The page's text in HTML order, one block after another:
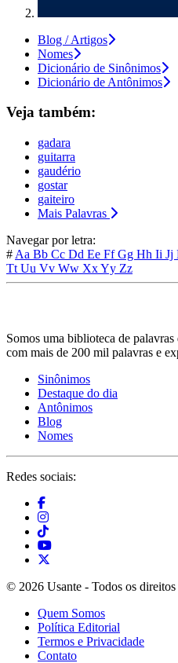
Blog / Artigos
Nomes
Dicionário de Sinônimos
Dicionário de Antônimos
Veja também:
gadara
guitarra
gaudério
gostar
gaiteiro
Mais Palavras
Navegar por letra:
# Aa Bb Cc Dd Ee FfGg Hh Ii Jj
Tt Uu Vv Ww XxYy Zz
Somos uma biblioteca de
com mais de 200 mil palavras e
Sinônimos
Destaque do dia
Antônimos
Blog
Nomes
Redes sociais:
© 2026 Usante - Todos os direitos
Quem Somos
Política Editorial
Termos e Privacidade
Contato